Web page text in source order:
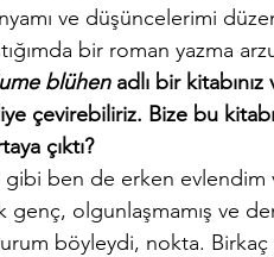
ve düşüncelerimi
bir roman yazma
blühen adlı bir
çevirebiliriz. Bize bu
çıktı?
ben de erken evlendim
olgunlaşmamış ve
böyleydi, nokta.